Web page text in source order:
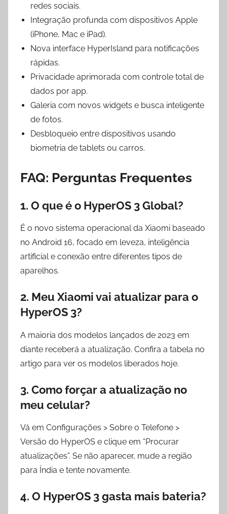
redes sociais.
Integração profunda com dispositivos Apple
(iPhone, Mac e iPad).
Nova interface HyperIsland para notificações
rápidas.
Privacidade aprimorada com controle total de
dados por app.
Galeria com novos widgets e busca inteligente
de fotos.
Desbloqueio entre dispositivos usando
biometria de tablets ou carros.
FAQ: Perguntas Frequentes
1. O que é o HyperOS 3 Global?
É o novo sistema operacional da Xiaomi baseado
no Android 16, focado em leveza, inteligência
artificial e conexão entre diferentes tipos de
aparelhos.
2. Meu Xiaomi vai atualizar para o
HyperOS 3?
A maioria dos modelos lançados de 2023 em
diante receberá a atualização. Confira a tabela no
artigo para ver os modelos liberados hoje.
3. Como forçar a atualização no
meu celular?
Vá em Configurações > Sobre o Telefone >
Versão do HyperOS e clique em “Procurar
atualizações”. Se não aparecer, mude a região
para Índia e tente novamente.
4. O HyperOS 3 gasta mais bateria?